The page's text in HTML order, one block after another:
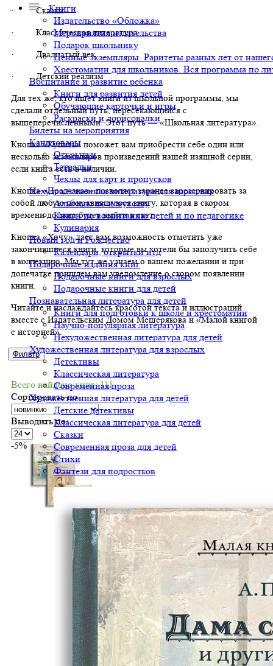
Книги
Издательство «Обложка»
Мероприятия издательства
Подарок школьнику
Ценные экземпляры. Раритеты разных лет от
Хрестоматии для школьников. Вся программа по
Воспитание и развитие ребенка
Книги для развития детей
Обучающие карточки и игры
Раскраски и дорисовалки
Билеты на мероприятия
Канцтовары
Открытки
Тетрадки
Чехлы для карт и пропусков
Нехудожественная литература для взрослых
Альбомы по искусству
Книги по воспитанию детей и по педагогике
Кулинария
Новый год и Рождество
Календари, открытки итд
Подарочные издания книг
Подарочные книги для взрослых
Подарочные книги для детей
Познавательная литература для детей
Книги для подготовки к школе и хрестоматии
Научно-популярная литература
Нехудожественная литература для детей
Художественная литература для взрослых
Детективы
Классическая литература
Современная проза
Художественная литература для детей
Детские детективы
Классическая литература для детей
Сказки
Современная проза для детей
Стихи
Фэнтези для подростков
· Сказки
· Классическая литература
· Двадцатый век
· Детский реализм
Для тех же, кто ищет книги из школьной программы, мы
сделали отдельный путь, пересекающийся с
вышеперечисленными. Этот путь — «Школьная литература».
Кнопка «Купить» поможет вам приобрести себе один или
несколько экземпляров произведений нашей изящной серии,
если книга есть в наличии.
Кнопка «Предзаказ» позволяет заранее зарезервировать за
собой любую понравившуюся книгу, которая в скором
времени должна будет выйти в свет.
Кнопка «Хочу» даст вам возможность отметить уже
закончившиеся книги, которые вы хотели бы заполучить себе
в коллекцию. Мы тут же узнаем о вашем пожелании и при
допечатке пришлем вам уведомление о скором появлении
книги.
Читайте и наслаждайтесь красотой текста и иллюстраций
вместе с Издательским Домом Мещерякова и «Малой книгой
с историей».
Фильтр
Всего найдено книг: 111
Сортировать по:
Выводить по:
-5%